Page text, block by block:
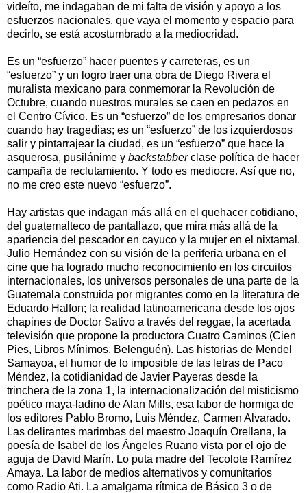
videíto, me indagaban de mi falta de visión y apoyo a los
esfuerzos nacionales, que vaya el momento y espacio para
decirlo, se está acostumbrado a la mediocridad.
Es un “esfuerzo” hacer puentes y carreteras, es un
“esfuerzo” y un logro traer una obra de Diego Rivera el
muralista mexicano para conmemorar la Revolución de
Octubre, cuando nuestros murales se caen en pedazos en
el Centro Cívico. Es un “esfuerzo” de los empresarios donar
cuando hay tragedias; es un “esfuerzo” de los izquierdosos
salir y pintarrajear la ciudad, es un “esfuerzo” que hace la
asquerosa, pusilánime y backstabberclase política de hacer
campaña de reclutamiento. Y todo es mediocre. Así que no,
no me creo este nuevo “esfuerzo”.
Hay artistas que indagan más allá en el quehacer cotidiano,
del guatemalteco de pantallazo, que mira más allá de la
apariencia del pescador en cayuco y la mujer en el nixtamal.
Julio Hernández con su visión de la periferia urbana en el
cine que ha logrado mucho reconocimiento en los circuitos
internacionales, los universos personales de una parte de la
Guatemala construida por migrantes como en la literatura de
Eduardo Halfon; la realidad latinoamericana desde los ojos
chapines de Doctor Sativo a través del reggae, la acertada
televisión que propone la productora Cuatro Caminos (Cien
Pies, Libros Mínimos, Belenguén). Las historias de Mendel
Samayoa, el humor de lo imposible de las letras de Paco
Méndez, la cotidianidad de Javier Payeras desde la
trinchera de la zona 1, la internacionalización del misticismo
poético maya-ladino de Alan Mills, esa labor de hormiga de
los editores Pablo Bromo, Luis Méndez, Carmen Alvarado.
Las delirantes marimbas del maestro Joaquín Orellana, la
poesía de Isabel de los Ángeles Ruano vista por el ojo de
aguja de David Marín. Lo puta madre del Tecolote Ramírez
Amaya. La labor de medios alternativos y comunitarios
como Radio Ati. La amalgama rítmica de Básico 3 o de